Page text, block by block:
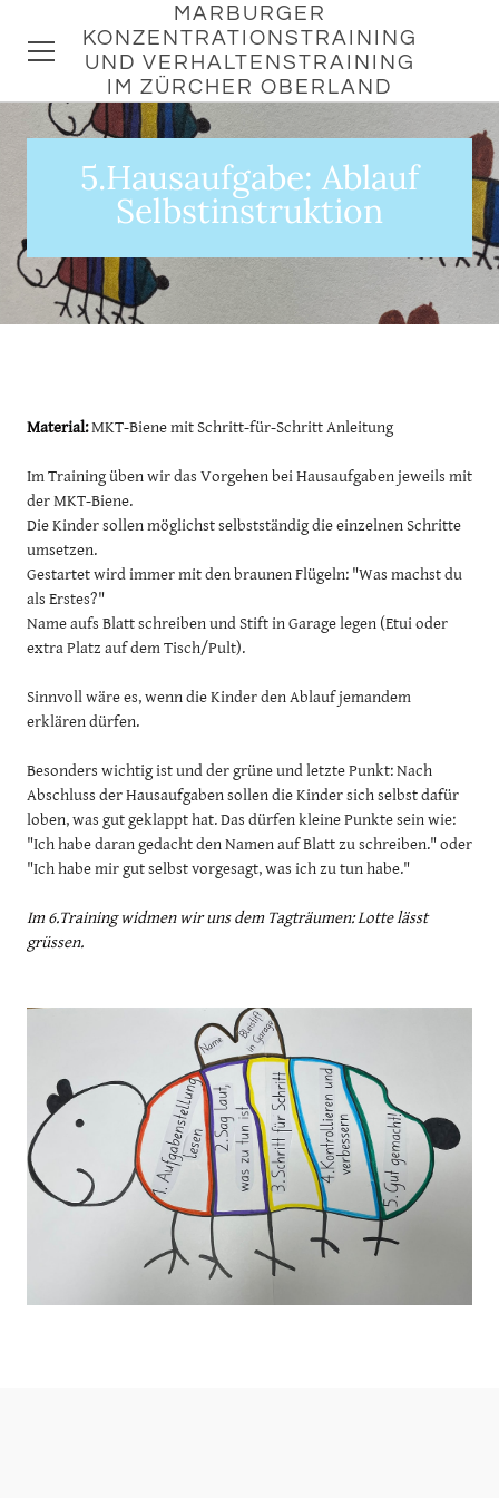
MARBURGER
KONZENTRATIONSTRAINING
UND VERHALTENSTRAINING
IM ZÜRCHER OBERLAND
5.Hausaufgabe: Ablauf
Selbstinstruktion
Material:MKT-Biene mit Schritt-für-Schritt Anleitung
Im Training üben wir das Vorgehen bei Hausaufgaben jeweils mit
der MKT-Biene.
Die Kinder sollen möglichst selbstständig die einzelnen Schritte
umsetzen.
Gestartet wird immer mit den braunen Flügeln: "Was machst du
als Erstes?"
​Name aufs Blatt schreiben und Stift in Garage legen (Etui oder
extra Platz auf dem Tisch/Pult).
Sinnvoll wäre es, wenn die Kinder den Ablauf jemandem
erklären dürfen.
Besonders wichtig ist und der grüne und letzte Punkt: Nach
Abschluss der Hausaufgaben sollen die Kinder sich selbst dafür
loben, was gut geklappt hat. Das dürfen kleine Punkte sein wie:
"Ich habe daran gedacht den Namen auf Blatt zu schreiben." oder
"Ich habe mir gut selbst vorgesagt, was ich zu tun habe."
Im 6.Training widmen wir uns dem Tagträumen: Lotte lässt
grüssen.
ANGEBOT
AUFBAU DES
KONZENTRATIONSTRAINING
MIRJAM SHIRATO
KONTAKT
FEEDBACKS
EINBLICK INS ATELIER
LINKSEITE